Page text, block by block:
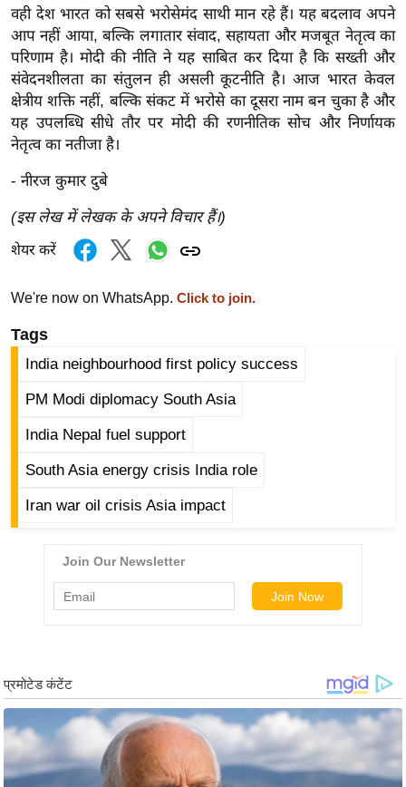
/
फै
श
न
घ
रे
नु
स्खे
र्य
न
स्थ
ल
ट
ने
मं
त्रा
रा
ज
नी
वि
वही देश भारत को सबसे भरोसेमंद साथी मान रहे हैं। यह बदलाव अपने
आप नहीं आया, बल्कि लगातार संवाद, सहायता और मजबूत नेतृत्व का
परिणाम है। मोदी की नीति ने यह साबित कर दिया है कि सख्ती और
संवेदनशीलता का संतुलन ही असली कूटनीति है। आज भारत केवल
क्षेत्रीय शक्ति नहीं, बल्कि संकट में भरोसे का दूसरा नाम बन चुका है और
यह उपलब्धि सीधे तौर पर मोदी की रणनीतिक सोच और निर्णायक
नेतृत्व का नतीजा है।
- नीरज कुमार दुबे
(इस लेख में लेखक के अपने विचार हैं।)
शेयर करें
We're now on WhatsApp. Click to join.
Tags
India neighbourhood first policy success
PM Modi diplomacy South Asia
India Nepal fuel support
South Asia energy crisis India role
Iran war oil crisis Asia impact